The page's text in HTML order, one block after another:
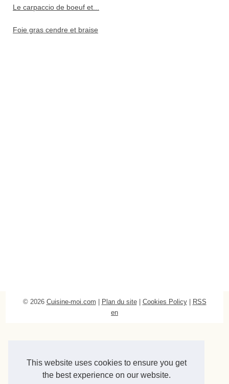
This website uses cookies to ensure you get
the best experience on our website.
Le carpaccio de boeuf et...
Foie gras cendre et braise
© 2026 Cuisine-moi.com | Plan du site| Cookies Policy| RSS
en